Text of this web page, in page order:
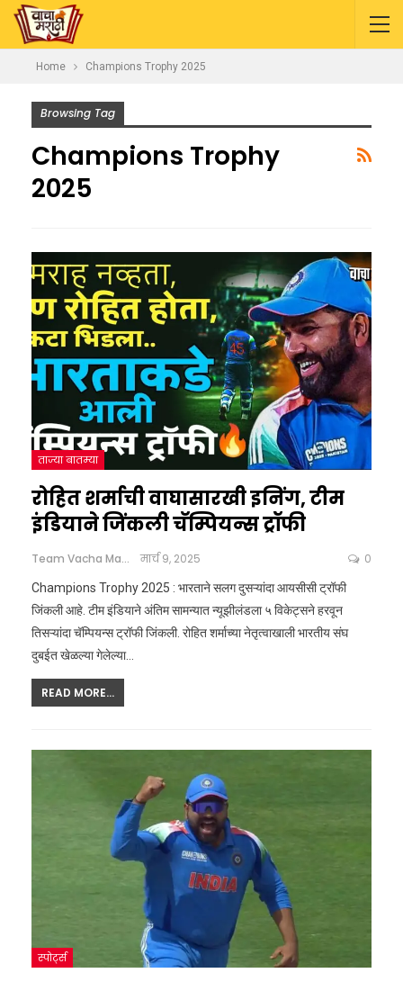
Home Champions Trophy 2025
Browsing Tag
Champions Trophy
2025
ताज्या बातम्या
रोहित शर्माची वाघासारखी इनिंग, टीम
इंडियाने जिंकली चॅम्पियन्स ट्रॉफी
Team Vacha Marathi मार्च 9, 2025 0
Champions Trophy 2025 : भारताने सलग दुसऱ्यांदा आयसीसी ट्रॉफी
जिंकली आहे. टीम इंडियाने अंतिम सामन्यात न्यूझीलंडला ५ विकेट्सने हरवून
तिसऱ्यांदा चॅम्पियन्स ट्रॉफी जिंकली. रोहित शर्माच्या नेतृत्वाखाली भारतीय संघ
दुबईत खेळल्या गेलेल्या…
READ MORE...
स्पोर्ट्स